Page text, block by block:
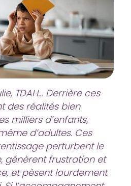
TDAH… Derrière ces
des réalités bien
milliers d’enfants,
d’adultes. Ces
perturbent le
génèrent frustration et
et pèsent lourdement